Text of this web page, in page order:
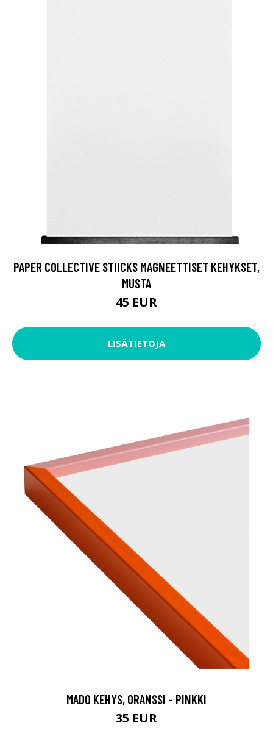
PAPER COLLECTIVE STIICKS MAGNEETTISET KEHYKSET,
MUSTA
45 EUR
LISÄTIETOJA
MADO KEHYS, ORANSSI - PINKKI
35 EUR